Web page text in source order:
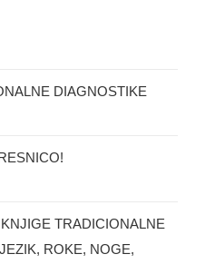
DIAGNOSTIKE
TRADICIONALNE
ROKE, NOGE,